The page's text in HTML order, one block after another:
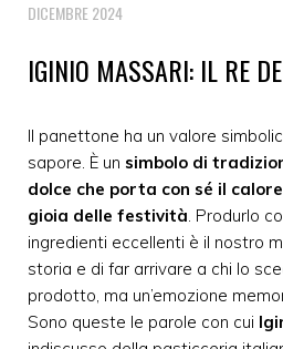
DICEMBRE 2024
IGINIO MASSARI: IL RE
Il panettone ha un valore
sapore. È un simbolo di
dolce che porta con sé il
gioia delle festività. Produrlo
ingredienti eccellenti è il nostro
storia e di far arrivare a chi lo
prodotto, ma un’emozione
Sono queste le parole con cui